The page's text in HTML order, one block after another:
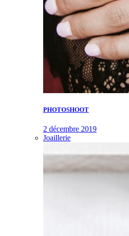
PHOTOSHOOT
2 décembre 2019
Joaillerie